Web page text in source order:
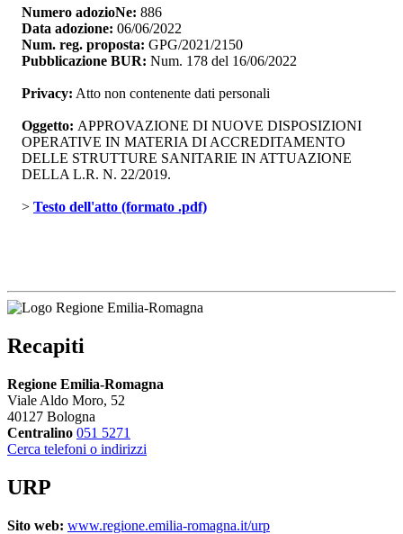
Numero adozioNe: 886
Data adozione: 06/06/2022
Num. reg. proposta: GPG/2021/2150
Pubblicazione BUR: Num. 178 del 16/06/2022
Privacy: Atto non contenente dati personali
Oggetto: APPROVAZIONE DI NUOVE DISPOSIZIONI
OPERATIVE IN MATERIA DI ACCREDITAMENTO
DELLE STRUTTURE SANITARIE IN ATTUAZIONE
DELLA L.R. N. 22/2019.
> Testo dell'atto (formato .pdf)
Recapiti
Regione Emilia-Romagna
Viale Aldo Moro, 52
40127 Bologna
Centralino 051 5271
Cerca telefoni o indirizzi
URP
Sito web: www.regione.emilia-romagna.it/urp